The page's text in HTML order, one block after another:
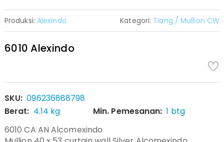
Produksi: Alexindo Kategori: Tiang / Mullion CW
6010 Alexindo
SKU: 096236888798
Berat: 4.14 kg Min. Pemesanan: 1 btg
6010 CA AN Alcomexindo